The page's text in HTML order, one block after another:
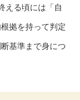
える頃には「自
拠を持って判定
基準まで身につ